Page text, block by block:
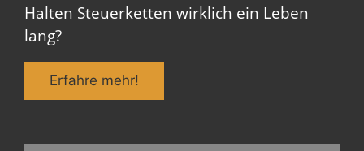
Halten Steuerketten wirklich ein Leben
lang?
Erfahre mehr!